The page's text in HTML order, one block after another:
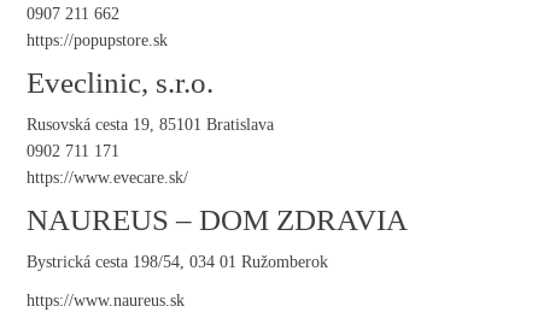
0907 211 662
https://popupstore.sk
Eveclinic, s.r.o.
Rusovská cesta 19, 85101 Bratislava
0902 711 171
https://www.evecare.sk/
NAUREUS – DOM ZDRAVIA
Bystrická cesta 198/54, 034 01 Ružomberok
https://www.naureus.sk